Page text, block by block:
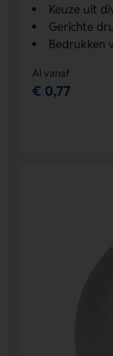
Keuze uit
Gerichte
Bedrukken
Al vanaf
€ 0,77